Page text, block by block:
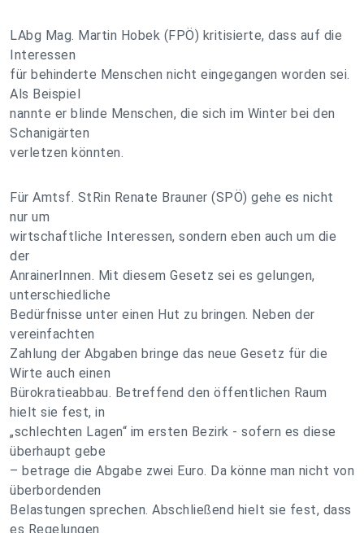
LAbg Mag. Martin Hobek (FPÖ) kritisierte, dass auf die
Interessen
für behinderte Menschen nicht eingegangen worden sei.
Als Beispiel
nannte er blinde Menschen, die sich im Winter bei den
Schanigärten
verletzen könnten.
Für Amtsf. StRin Renate Brauner (SPÖ) gehe es nicht
nur um
wirtschaftliche Interessen, sondern eben auch um die
der
AnrainerInnen. Mit diesem Gesetz sei es gelungen,
unterschiedliche
Bedürfnisse unter einen Hut zu bringen. Neben der
vereinfachten
Zahlung der Abgaben bringe das neue Gesetz für die
Wirte auch einen
Bürokratieabbau. Betreffend den öffentlichen Raum
hielt sie fest, in
„schlechten Lagen“ im ersten Bezirk - sofern es diese
überhaupt gebe
– betrage die Abgabe zwei Euro. Da könne man nicht von
überbordenden
Belastungen sprechen. Abschließend hielt sie fest, dass
es Regelungen